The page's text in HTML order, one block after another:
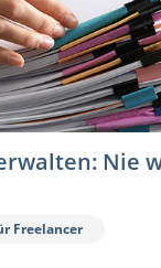
Nie
Freelancer